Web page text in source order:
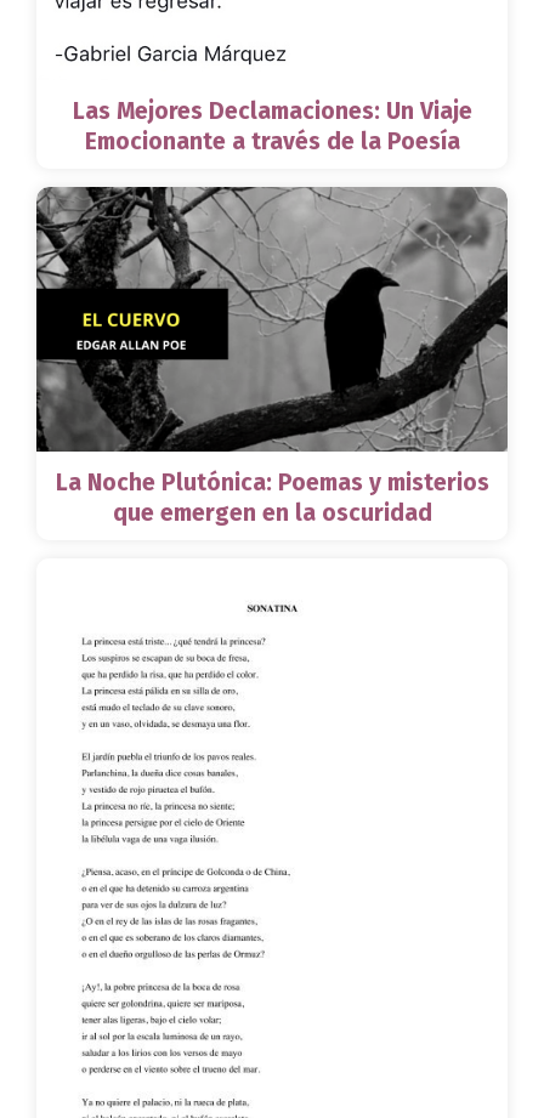
Las Mejores Declamaciones: Un Viaje
Emocionante a través de la Poesía
La Noche Plutónica: Poemas y misterios
que emergen en la oscuridad